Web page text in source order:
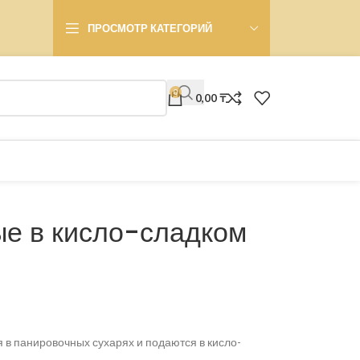
ПРОСМОТР КАТЕГОРИЙ
0 0,00₸
в кисло-сладком
панировочных сухарях и подаются в кисло-